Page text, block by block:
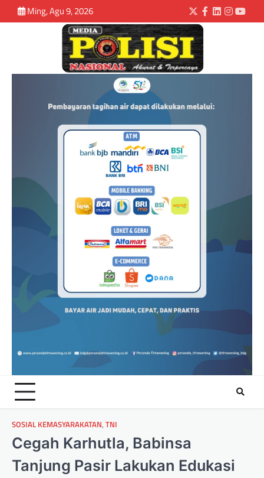
Ming, Agu 9, 2026
SOSIAL KEMASYARAKATAN, TNI
Cegah Karhutla, Babinsa
Tanjung Pasir Lakukan Edukasi